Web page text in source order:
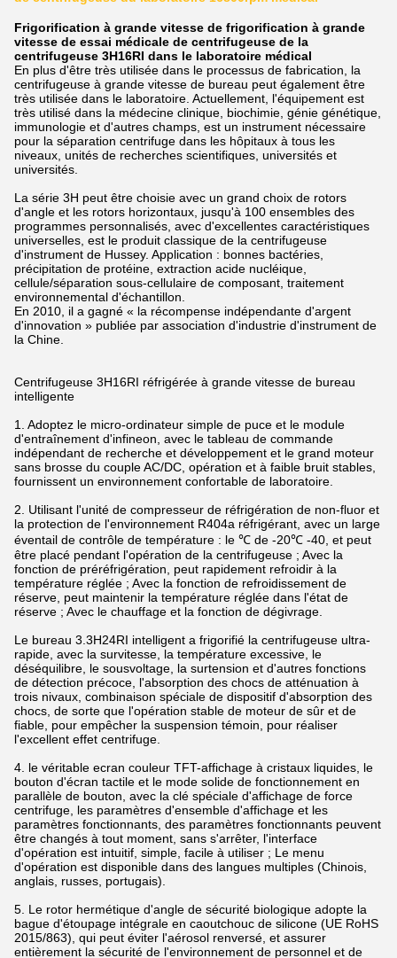
Frigorification à grande vitesse de frigorification à grande
vitesse de essai médicale de centrifugeuse de la
centrifugeuse 3H16RI dans le laboratoire médical
En plus d'être très utilisée dans le processus de fabrication, la
centrifugeuse à grande vitesse de bureau peut également être
très utilisée dans le laboratoire. Actuellement, l'équipement est
très utilisé dans la médecine clinique, biochimie, génie génétique,
immunologie et d'autres champs, est un instrument nécessaire
pour la séparation centrifuge dans les hôpitaux à tous les
niveaux, unités de recherches scientifiques, universités et
universités.
La série 3H peut être choisie avec un grand choix de rotors
d'angle et les rotors horizontaux, jusqu'à 100 ensembles des
programmes personnalisés, avec d'excellentes caractéristiques
universelles, est le produit classique de la centrifugeuse
d'instrument de Hussey. Application : bonnes bactéries,
précipitation de protéine, extraction acide nucléique,
cellule/séparation sous-cellulaire de composant, traitement
environnemental d'échantillon.
En 2010, il a gagné « la récompense indépendante d'argent
d'innovation » publiée par association d'industrie d'instrument de
la Chine.
Centrifugeuse 3H16RI réfrigérée à grande vitesse de bureau
intelligente
1. Adoptez le micro-ordinateur simple de puce et le module
d'entraînement d'infineon, avec le tableau de commande
indépendant de recherche et développement et le grand moteur
sans brosse du couple AC/DC, opération et à faible bruit stables,
fournissent un environnement confortable de laboratoire.
2. Utilisant l'unité de compresseur de réfrigération de non-fluor et
la protection de l'environnement R404a réfrigérant, avec un large
éventail de contrôle de température : le ℃ de -20℃ -40, et peut
être placé pendant l'opération de la centrifugeuse ; Avec la
fonction de préréfrigération, peut rapidement refroidir à la
température réglée ; Avec la fonction de refroidissement de
réserve, peut maintenir la température réglée dans l'état de
réserve ; Avec le chauffage et la fonction de dégivrage.
Le bureau 3.3H24RI intelligent a frigorifié la centrifugeuse ultra-
rapide, avec la survitesse, la température excessive, le
déséquilibre, le sousvoltage, la surtension et d'autres fonctions
de détection précoce, l'absorption des chocs de atténuation à
trois nivaux, combinaison spéciale de dispositif d'absorption des
chocs, de sorte que l'opération stable de moteur de sûr et de
fiable, pour empêcher la suspension témoin, pour réaliser
l'excellent effet centrifuge.
4. le véritable ecran couleur TFT-affichage à cristaux liquides, le
bouton d'écran tactile et le mode solide de fonctionnement en
parallèle de bouton, avec la clé spéciale d'affichage de force
centrifuge, les paramètres d'ensemble d'affichage et les
paramètres fonctionnants, des paramètres fonctionnants peuvent
être changés à tout moment, sans s'arrêter, l'interface
d'opération est intuitif, simple, facile à utiliser ; Le menu
d'opération est disponible dans des langues multiples (Chinois,
anglais, russes, portugais).
5. Le rotor hermétique d'angle de sécurité biologique adopte la
bague d'étoupage intégrale en caoutchouc de silicone (UE RoHS
2015/863), qui peut éviter l'aérosol renversé, et assurer
entièrement la sécurité de l'environnement de personnel et de